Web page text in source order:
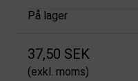
På lager
37,50 SEK
(exkl. moms)